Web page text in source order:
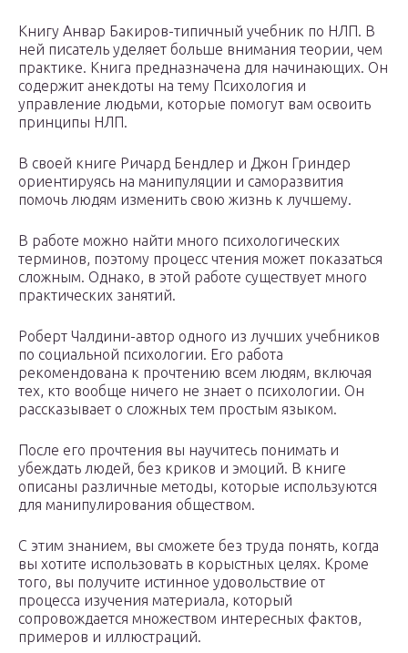
Книгу Анвар Бакиров-типичный учебник по НЛП. В
ней писатель уделяет больше внимания теории, чем
практике. Книга предназначена для начинающих. Он
содержит анекдоты на тему Психология и
управление людьми, которые помогут вам освоить
принципы НЛП.
В своей книге Ричард Бендлер и Джон Гриндер
ориентируясь на манипуляции и саморазвития
помочь людям изменить свою жизнь к лучшему.
В работе можно найти много психологических
терминов, поэтому процесс чтения может показаться
сложным. Однако, в этой работе существует много
практических занятий.
Роберт Чалдини-автор одного из лучших учебников
по социальной психологии. Его работа
рекомендована к прочтению всем людям, включая
тех, кто вообще ничего не знает о психологии. Он
рассказывает о сложных тем простым языком.
После его прочтения вы научитесь понимать и
убеждать людей, без криков и эмоций. В книге
описаны различные методы, которые используются
для манипулирования обществом.
С этим знанием, вы сможете без труда понять, когда
вы хотите использовать в корыстных целях. Кроме
того, вы получите истинное удовольствие от
процесса изучения материала, который
сопровождается множеством интересных фактов,
примеров и иллюстраций.